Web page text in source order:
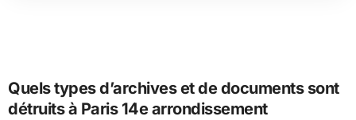
Quels types d’archives et de documents sont
détruits à Paris 14e arrondissement